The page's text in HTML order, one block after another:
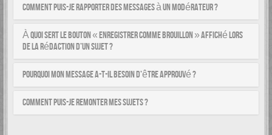
Comment puis-je rapporter des messages à un modérateur ?
À quoi sert le bouton « Enregistrer comme brouillon » affiché lors
de la rédaction d’un sujet ?
Pourquoi mon message a-t-il besoin d’être approuvé ?
Comment puis-je remonter mes sujets ?